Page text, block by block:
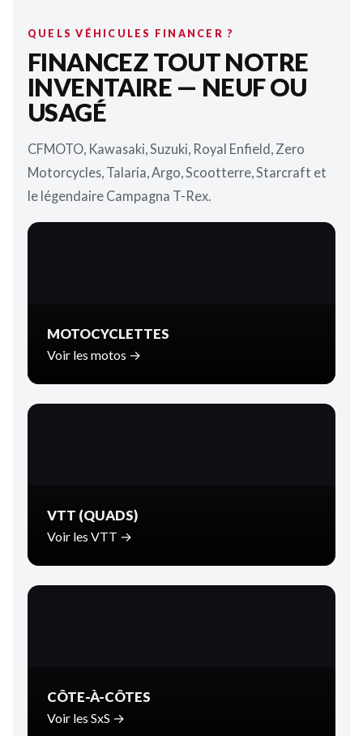
QUELS VÉHICULES FINANCER ?
FINANCEZ TOUT NOTRE
INVENTAIRE — NEUF OU
USAGÉ
CFMOTO, Kawasaki, Suzuki, Royal Enfield, Zero
Motorcycles, Talaria, Argo, Scootterre, Starcraft et
le légendaire Campagna T-Rex.
MOTOCYCLETTES
Voir les motos →
VTT (QUADS)
Voir les VTT →
CÔTE-À-CÔTES
Voir les SxS →